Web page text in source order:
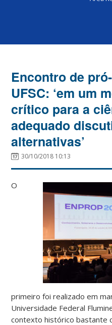
Encontro de
UFSC: ‘em um
crítico para a
adequado
alternativas’
30/10/2018 10:13
O
primeiro foi realizado em
Universidade Federal
contexto histórico bastante